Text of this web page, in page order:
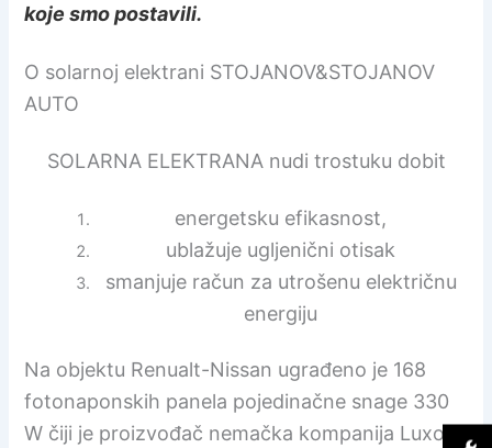
koje smo postavili.
O solarnoj elektrani STOJANOV&STOJANOV
AUTO
SOLARNA ELEKTRANA nudi trostuku dobit
energetsku efikasnost,
ublažuje ugljenični otisak
smanjuje račun za utrošenu električnu
energiju
Na objektu Renualt-Nissan ugrađeno je 168
fotonaponskih panela pojedinačne snage 330
W čiji je proizvođač nemačka kompanija Luxor